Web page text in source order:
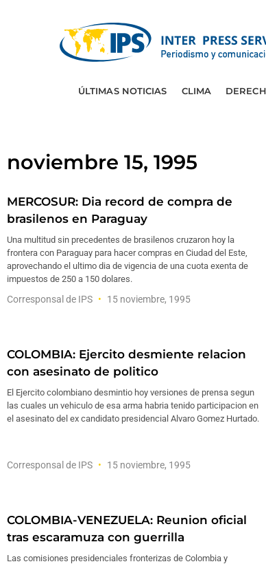
ÚLTIMAS NOTICIAS CLIMA
noviembre 15, 1995
MERCOSUR: Dia record de compra de
brasilenos en Paraguay
Una multitud sin precedentes de brasilenos cruzaron hoy la
frontera con Paraguay para hacer compras en Ciudad del Este,
aprovechando el ultimo dia de vigencia de una cuota exenta de
impuestos de 250 a 150 dolares.
Corresponsal de IPS 15 noviembre, 1995
COLOMBIA: Ejercito desmiente relacion
con asesinato de politico
El Ejercito colombiano desmintio hoy versiones de prensa segun
las cuales un vehiculo de esa arma habria tenido participacion en
el asesinato del ex candidato presidencial Alvaro Gomez Hurtado.
Corresponsal de IPS 15 noviembre, 1995
COLOMBIA-VENEZUELA: Reunion oficial
tras escaramuza con guerrilla
Las comisiones presidenciales fronterizas de Colombia y